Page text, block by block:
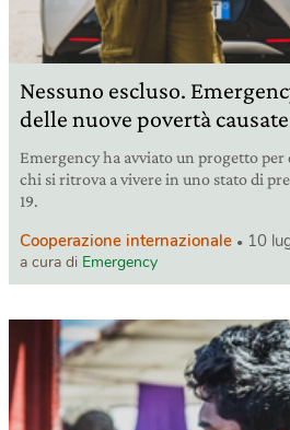
Nessuno escluso.
delle nuove povertà
Emergency ha avviato un progetto per
chi si ritrova a vivere in uno stato di
19.
Cooperazione internazionale 10
a cura di Emergency